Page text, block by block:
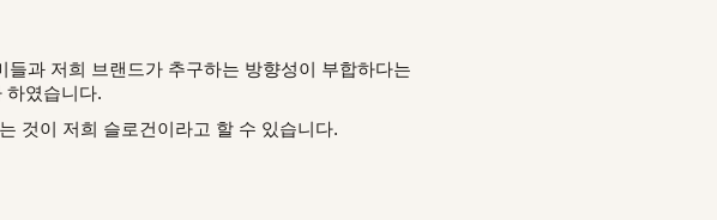
들과 저희 브랜드가 추구하는 방향성이 부합하다는
하였습니다.
것이 저희 슬로건이라고 할 수 있습니다.